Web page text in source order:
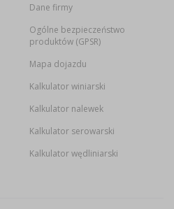
Dane firmy
Ogólne bezpieczeństwo
produktów (GPSR)
Mapa dojazdu
Kalkulator winiarski
Kalkulator nalewek
Kalkulator serowarski
Kalkulator wędliniarski